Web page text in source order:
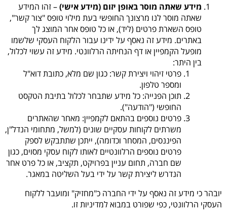
מידע שאתה מוסר באופן יזום (מידע אישי)– זהו המידע
שאתה מוסר לנו מרצונך החופשי בעת מילוי טופס "צור קשר",
טופס השארת פרטים (ליד), או כל טופס אחר המוצג לך
באתרים. מידע זה נאסף על ידינו עבור הלקוח העסקי שלשמו
מופעל הקמפיין או דף הנחיתה הרלוונטי. מידע זה עשוי לכלול,
בין היתר:
פרטי זיהוי ויצירת קשר: כגון שם מלא, כתובת דוא"ל
ומספר טלפון.
תוכן הפנייה: כל מידע שתבחר לכלול בתיבת הטקסט
החופשי ("הודעה").
פרטים נוספים בהתאם לקמפיין: מאחר שהאתרים
משרתים לקוחות עסקיים שונים (למשל, מתחומי הנדל"ן,
הפיננסים, המסחר וכדומה), ייתכן שתתבקש לספק
פרטים נוספים הרלוונטיים לאותו לקוח עסקי מסוים, כגון
שם חברה, תחום עניין בפרויקט, תקציב, או כל פרט אחר
הנדרש ליצירת קשר על ידי בעל השליטה במאגר.
יובהר כי מידע זה נאסף על ידי החברה כ"מחזיק" ומועבר ללקוח
העסקי הרלוונטי, כפי שפורט במבוא למדיניות זו.